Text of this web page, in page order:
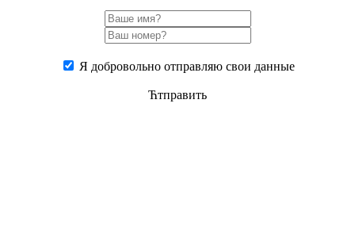
Я добровольно отправляю свои данные
Ћтправить